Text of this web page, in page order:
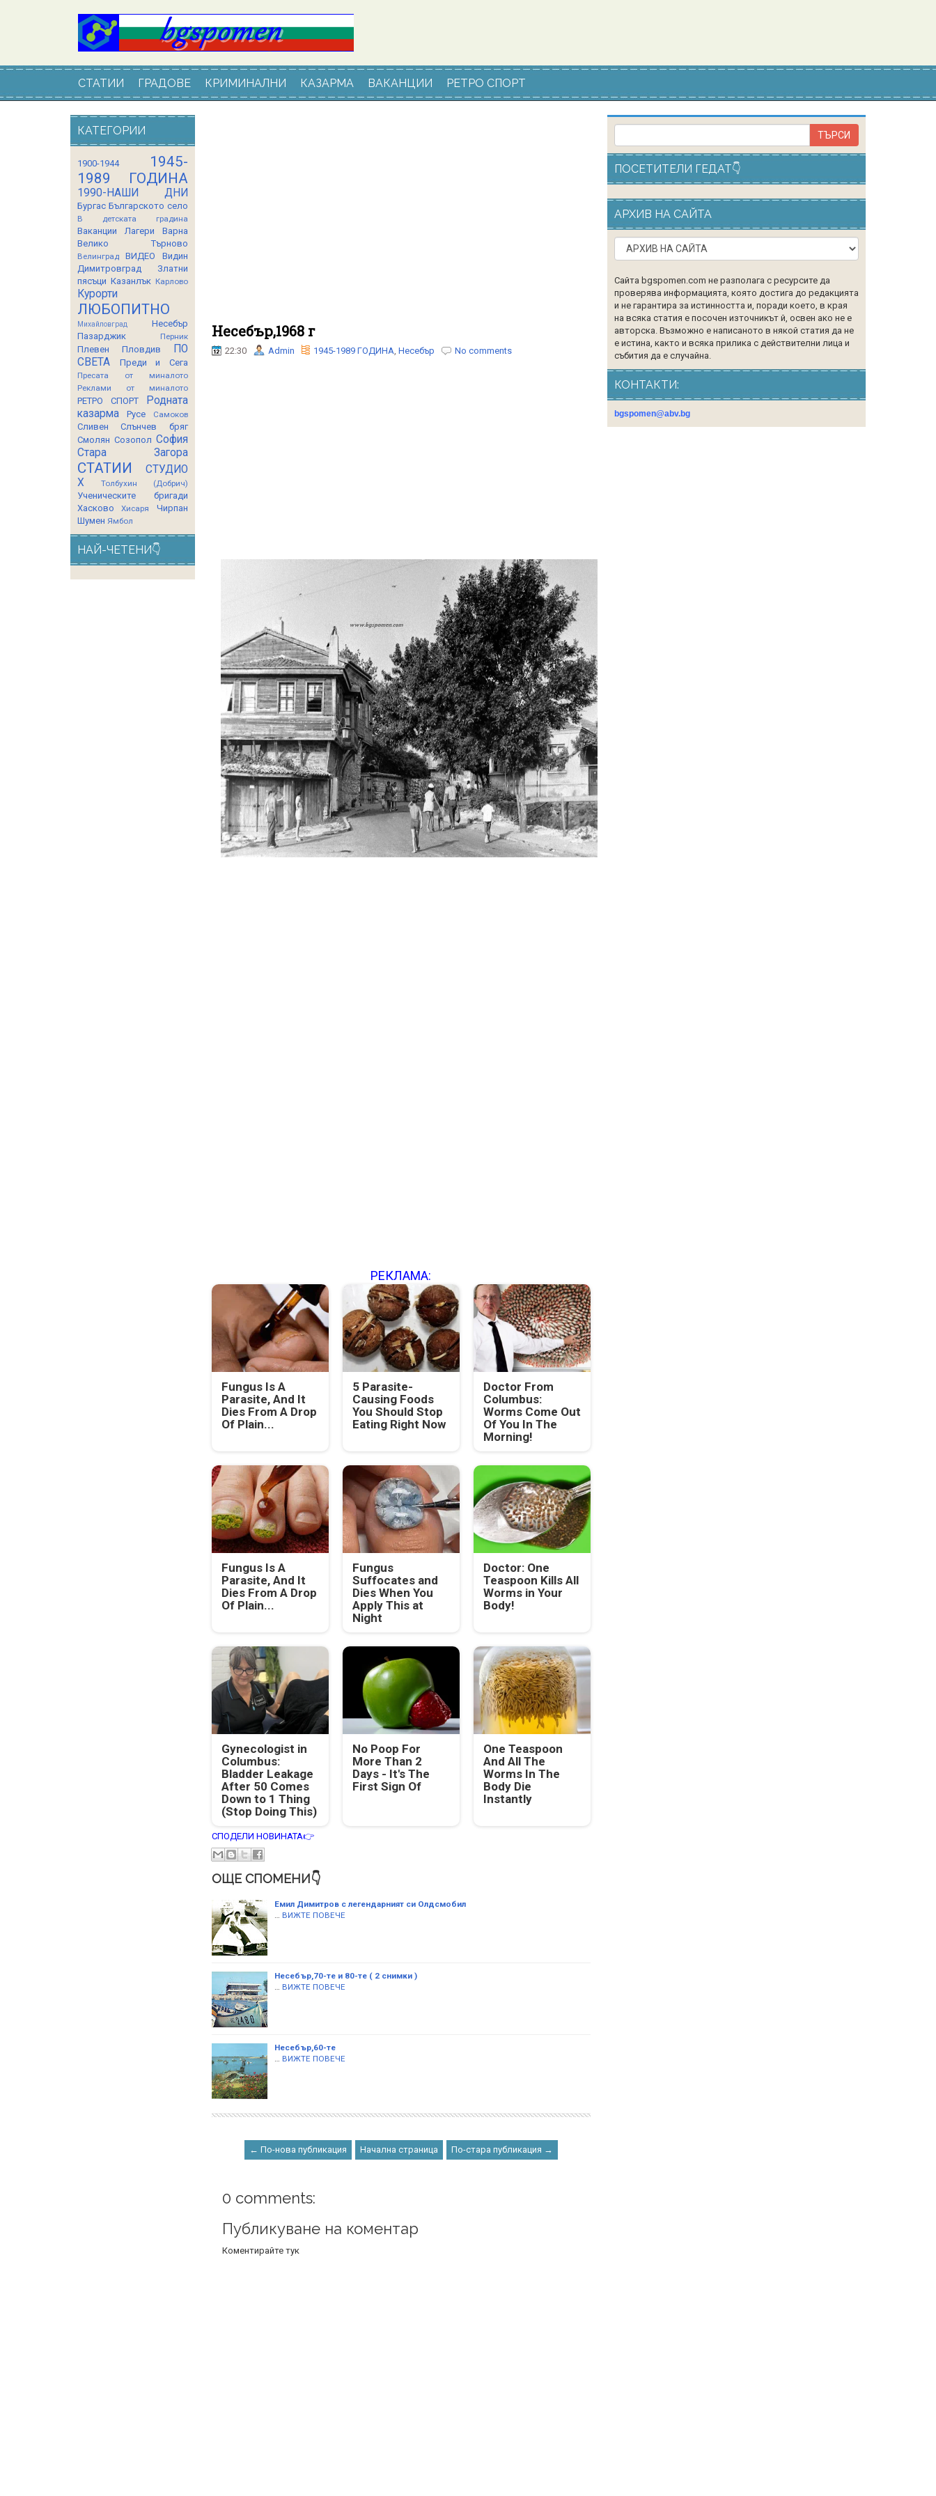
СТАТИИ ГРАДОВЕ КРИМИНАЛНИ КАЗАРМА ВАКАНЦИИ РЕТРО СПОРТ
Несебър,1968 г
22:30 Admin 1945-1989 ГОДИНА, Несебър No comments
РЕКЛАМА:
Fungus Is A
Parasite, And It
Dies From A Drop
Of Plain...
5 Parasite-
Causing Foods
You Should Stop
Eating Right Now
Doctor From
Columbus:
Worms Come Out
Of You In The
Morning!
Fungus Is A
Parasite, And It
Dies From A Drop
Of Plain...
Fungus
Suffocates and
Dies When You
Apply This at
Night
Doctor: One
Teaspoon Kills All
Worms in Your
Body!
Gynecologist in
Columbus:
Bladder Leakage
After 50 Comes
Down to 1 Thing
(Stop Doing This)
No Poop For
More Than 2
Days - It's The
First Sign Of
One Teaspoon
And All The
Worms In The
Body Die
Instantly
СПОДЕЛИ НОВИНАТА👉
ОЩЕ СПОМЕНИ👇
Емил Димитров с легендарният си Олдсмобил
… ВИЖТЕ ПОВЕЧЕ
Несебър,70-те и 80-те ( 2 снимки )
… ВИЖТЕ ПОВЕЧЕ
Несебър,60-те
… ВИЖТЕ ПОВЕЧЕ
← По-нова публикация Начална страница По-стара публикация →
0 comments:
Публикуване на коментар
Коментирайте тук
КАТЕГОРИИ
1900-1944
1945-
1989 ГОДИНА
1990-НАШИ ДНИ
Бургас Българското село
В детската градина
Ваканции Лагери
Варна
Велико Търново
Велинград ВИДЕО
Видин
Димитровград
Златни
пясъци Казанлък Карлово
Курорти
ЛЮБОПИТНО
Михайловград
Несебър
Пазарджик
Перник
Плевен Пловдив
ПО
СВЕТА
Преди и Сега
Пресата от миналото
Реклами от миналото
РЕТРО СПОРТ
Родната
казарма
Русе Самоков
Сливен
Слънчев бряг
Смолян Созопол София
Стара Загора
СТАТИИ
СТУДИО
Х
Толбухин (Добрич)
Ученическите бригади
Хасково
Хисаря
Чирпан
Шумен Ямбол
НАЙ-ЧЕТЕНИ👇
ПОСЕТИТЕЛИ ГЕДАТ👇
АРХИВ НА САЙТА
Сайта bgspomen.com не разполага с ресурсите да
проверява информацията, която достига до редакцията
и не гарантира за истинността и, поради което, в края
на всяка статия е посочен източникът й, освен ако не е
авторска. Възможно е написаното в някой статия да не
е истина, както и всяка прилика с действителни лица и
събития да е случайна.
КОНТАКТИ:
bgspomen@abv.bg